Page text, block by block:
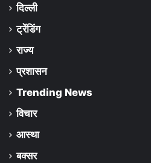
दिल्ली
ट्रेंडिंग
राज्य
प्रशासन
Trending News
विचार
आस्था
बक्सर